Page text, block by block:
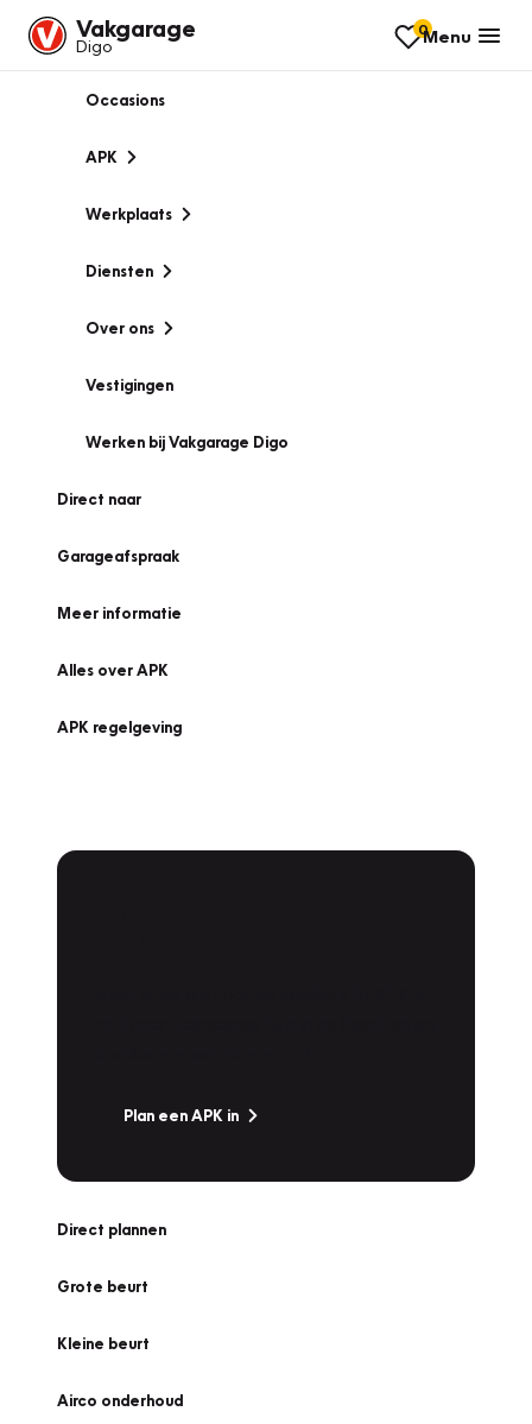
Vakgarage
Digo
0Menu
Occasions
APK
Werkplaats
Diensten
Over ons
Vestigingen
Werken bij Vakgarage Digo
Direct naar
Garageafspraak
Meer informatie
Alles over APK
APK regelgeving
Plan een APK in
Direct plannen
Grote beurt
Kleine beurt
Airco onderhoud